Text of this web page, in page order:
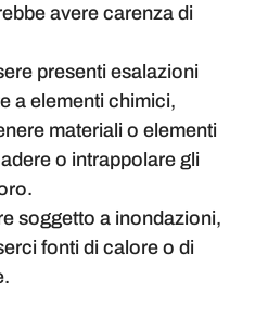
avere carenza di
presenti esalazioni
a elementi chimici,
materiali o elementi
o intrappolare gli
soggetto a inondazioni,
fonti di calore o di